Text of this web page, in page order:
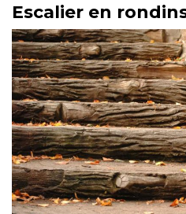
Escalier en